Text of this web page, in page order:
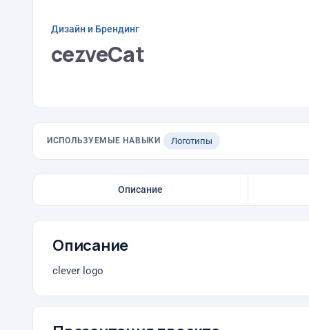
Дизайн и Брендинг
cezveCat
ИСПОЛЬЗУЕМЫЕ НАВЫКИ Логотипы
Описание
Описание
clever logo